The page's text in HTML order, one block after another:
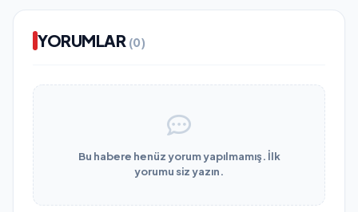
YORUMLAR (0)
Bu habere henüz yorum yapılmamış. İlk
yorumu siz yazın.